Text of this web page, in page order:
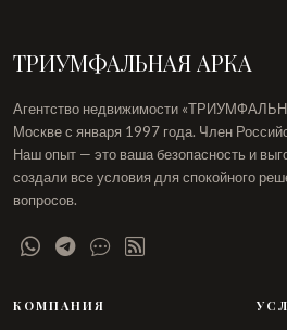
ТРИУМФАЛЬНАЯ АРКА
Агентство недвижимости
Москве с января 1997 года. Член
Наш опыт — это ваша безопасность и
создали все условия для спокойного
вопросов.
КОМПАНИЯ